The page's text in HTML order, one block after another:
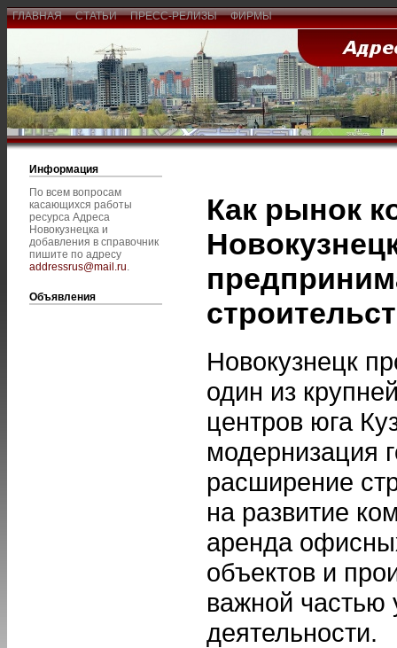
ГЛАВНАЯ СТАТЬИ ПРЕСС-РЕЛИЗЫ ФИРМЫ
Информация
По всем вопросам
касающихся работы
ресурса Адреса
Новокузнецка и
добавления в справочник
пишите по адресу
addressrus@mail.ru.
Объявления
Как рынок
Новокузнецк
один из
центров юга
модернизация
расширение
на развитие
аренда
объектов и
важной частью
деятельности.